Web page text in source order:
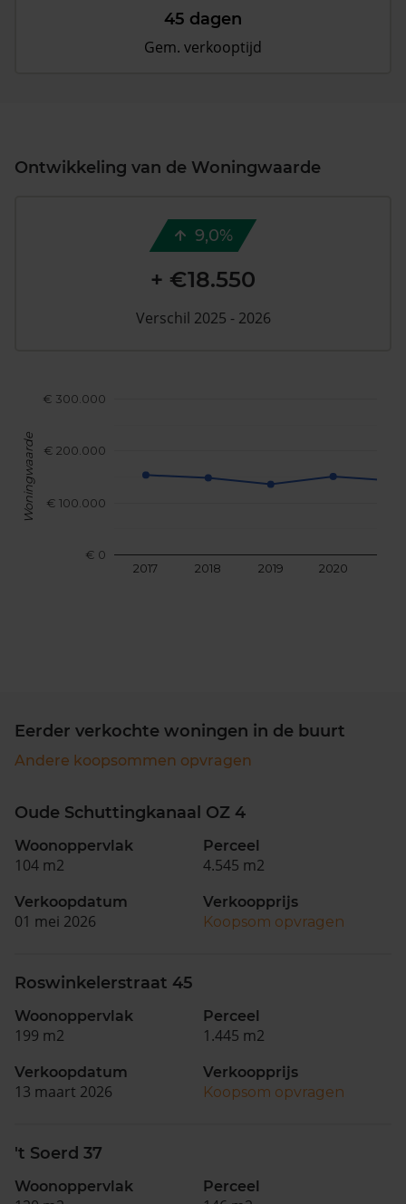
45 dagen
Gem. verkooptijd
Ontwikkeling van de Woningwaarde
2017 2018 2019 2020
€ 0
€ 100.000
€ 200.000
€ 300.000
Woningwaarde
9,0%
+ €18.550
Verschil 2025 - 2026
Eerder verkochte woningen in de buurt
Andere koopsommen opvragen
Oude Schuttingkanaal OZ 4
Woonoppervlak
104 m2
Perceel
4.545 m2
Verkoopdatum
01 mei 2026
Verkoopprijs
Koopsom opvragen
Roswinkelerstraat 45
Woonoppervlak
199 m2
Perceel
1.445 m2
Verkoopdatum
13 maart 2026
Verkoopprijs
Koopsom opvragen
't Soerd 37
Woonoppervlak Perceel